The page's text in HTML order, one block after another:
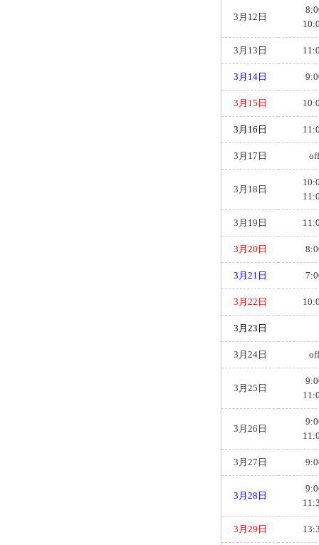
3月12日
3月13日
3月14日
3月15日
3月16日
3月17日 off
3月18日
3月19日
3月20日
3月21日
3月22日
3月23日
3月24日 off
3月25日
3月26日
3月27日
3月28日
3月29日